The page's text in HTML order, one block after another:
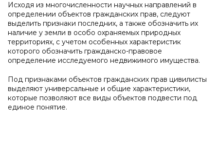
Исходя из многочисленности научных направлений в
определении объектов гражданских прав, следуют
выделить признаки последних, а также обозначить их
наличие у земли в особо охраняемых природных
территориях, с учетом особенных характеристик
которого обозначить гражданско-правовое
определение исследуемого недвижимого имущества.
Под признаками объектов гражданских прав цивилисты
выделяют универсальные и общие характеристики,
которые позволяют все виды объектов подвести под
единое понятие.